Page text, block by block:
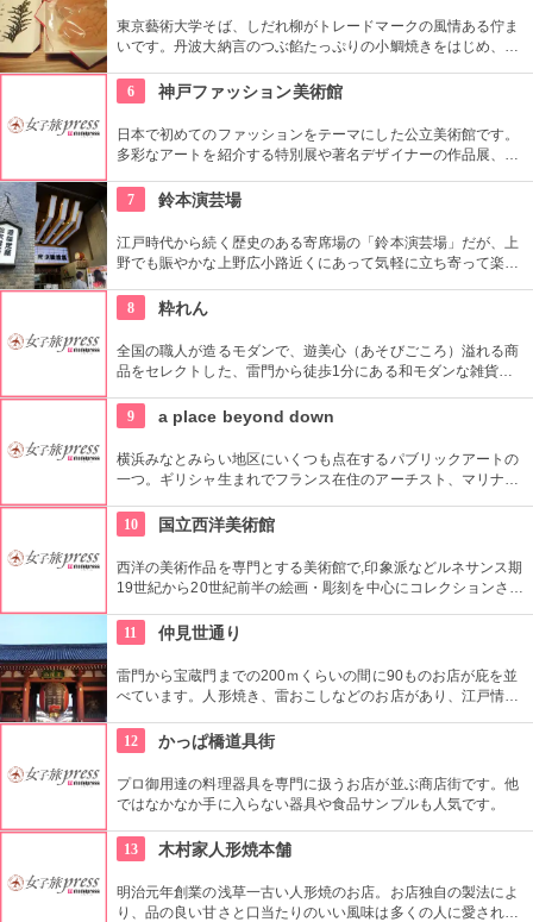
東京藝術大学そば、しだれ柳がトレードマークの風情ある佇ま
いです。丹波大納言のつぶ餡たっぷりの小鯛焼きをはじめ、水
ます。お抹茶をいただきながら店内でも。
6 神戸ファッション美術館
日本で初めてのファッションをテーマにした公立美術館です。
多彩なアートを紹介する特別展や著名デザイナーの作品展、ラ
な方、ファッション業界の方、ファッションを学ぶ方、必見で
す。
7 鈴本演芸場
江戸時代から続く歴史のある寄席場の「鈴本演芸場」だが、上
野でも賑やかな上野広小路近くにあって気軽に立ち寄って楽し
ず入ってみてはいかがでしょう。
8 粋れん
全国の職人が造るモダンで、遊美心（あそびごころ）溢れる商
品をセレクトした、雷門から徒歩1分にある和モダンな雑貨
めるので、粋な雑貨を探すのが楽しくなりそう。
9 a place beyond down
横浜みなとみらい地区にいくつも点在するパブリックアートの
一つ。ギリシャ生まれでフランス在住のアーチスト、マリナ・
内にあるクイーンズパークで、その美しいドレープと伸びやか
な羽をテーマにした幻想的な姿を見ることができます。
10 国立西洋美術館
西洋の美術作品を専門とする美術館で,印象派などルネサンス期
19世紀から20世紀前半の絵画・彫刻を中心にコレクションされ
家）たちの作品を見ることができる美術館としは日本有数。ロ
ダンの「考える人」はこちらで見れる。設計はル・コルビジェ
が手掛け、建築・インテリア好きにもおすすめ。
11 仲見世通り
雷門から宝蔵門までの200ｍくらいの間に90ものお店が庇を並
べています。人形焼き、雷おこしなどのお店があり、江戸情緒
12
かっぱ橋道具街
プロ御用達の料理器具を専門に扱うお店が並ぶ商店街です。他
ではなかなか手に入らない器具や食品サンプルも人気です。
13 木村家人形焼本舗
明治元年創業の浅草一古い人形焼のお店。お店独自の製法によ
り、品の良い甘さと口当たりのいい風味は多くの人に愛されて